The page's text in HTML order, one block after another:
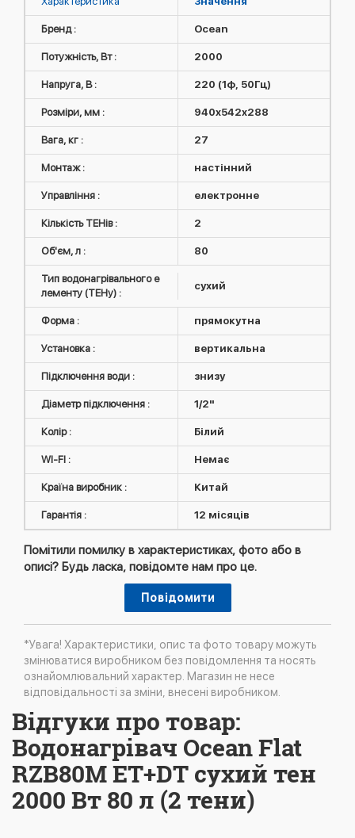
Бренд : Ocean
Потужність, Вт : 2000
Напруга, В : 220 (1ф, 50Гц)
Розміри, мм : 940x542x288
Вага, кг : 27
Монтаж : настінний
Управління : електронне
Кількість ТЕНів : 2
Об'єм, л : 80
Тип водонагрівального е
лементу (ТЕНу) :
сухий
Форма : прямокутна
Установка : вертикальна
Підключення води : знизу
Діаметр підключення : 1/2"
Колір : Білий
WI-FI : Немає
Країна виробник : Китай
Гарантія : 12 місяців
Помітили помилку в характеристиках, фото або в
описі? Будь ласка, повідомте нам про це.
Повідомити
*Увага! Характеристики, опис та фото товару можуть
змінюватися виробником без повідомлення та носять
ознайомлювальний характер. Магазин не несе
відповідальності за зміни, внесені виробником.
Відгуки про товар:
Водонагрівач Ocean Flat
RZB80M ET+DT сухий тен
2000 Вт 80 л (2 тени)